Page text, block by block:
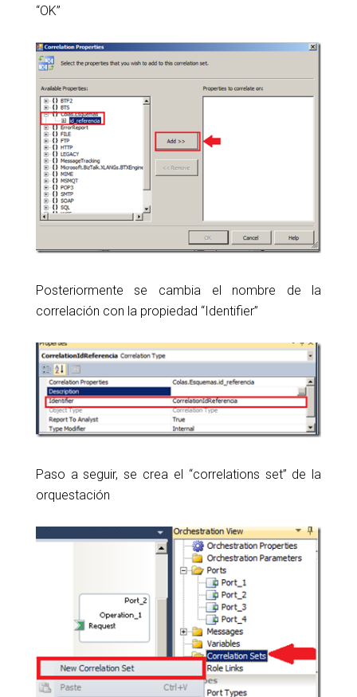
“OK”
Posteriormente se cambia el nombre de la
correlación con la propiedad “Identifier”
Paso a seguir, se crea el “correlations set” de la
orquestación